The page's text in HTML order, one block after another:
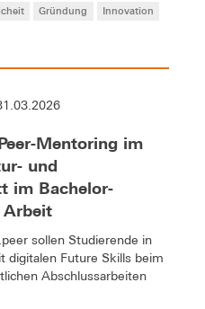
Gründung
Innovation
Mentoring im
und
im Bachelor-
Arbeit
sollen Studierende in
digitalen Future Skills beim
Abschlussarbeiten